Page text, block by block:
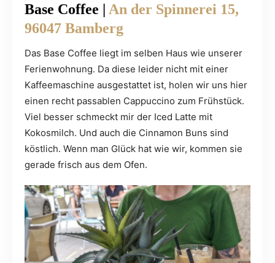
Base Coffee | An der Spinnerei 15,
96047 Bamberg
Das Base Coffee liegt im selben Haus wie unserer
Ferienwohnung. Da diese leider nicht mit einer
Kaffeemaschine ausgestattet ist, holen wir uns hier
einen recht passablen Cappuccino zum Frühstück.
Viel besser schmeckt mir der Iced Latte mit
Kokosmilch. Und auch die Cinnamon Buns sind
köstlich. Wenn man Glück hat wie wir, kommen sie
gerade frisch aus dem Ofen.